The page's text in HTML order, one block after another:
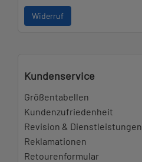
Widerruf
Kundenservice
Größentabellen
Kundenzufriedenheit
Revision & Dienstleistungen
Reklamationen
Retourenformular